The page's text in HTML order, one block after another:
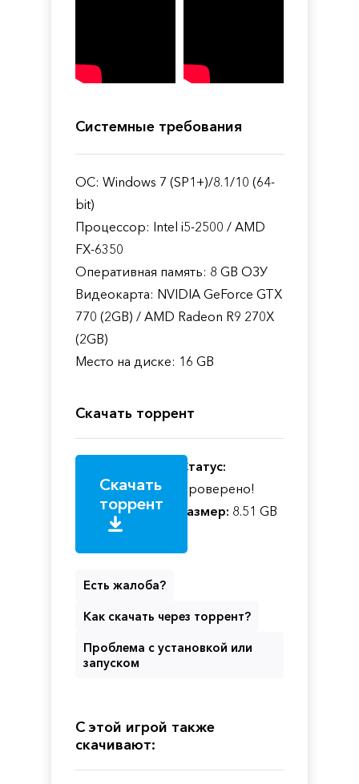
Системные требования
ОС: Windows 7 (SP1+)/8.1/10 (64-
bit)
Процессор: Intel i5-2500 / AMD
FX-6350
Оперативная память: 8 GB ОЗУ
Видеокарта: NVIDIA GeForce GTX
770 (2GB) / AMD Radeon R9 270X
(2GB)
Место на диске: 16 GB
Скачать торрент
Скачать
торрент
Статус:
Проверено!
Размер: 8.51 GB
Есть жалоба?
Как скачать через торрент?
Проблема с установкой или
запуском
С этой игрой также
скачивают: